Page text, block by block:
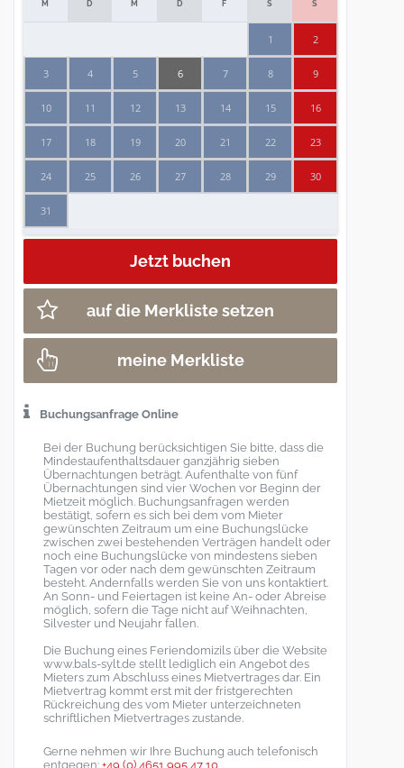
M D M D F S S
1 2
3 4 5 6 7 8 9
10 11 12 13 14 15 16
17 18 19 20 21 22 23
24 25 26 27 28 29 30
31
auf die Merkliste setzen
meine Merkliste
Buchungsanfrage Online
Bei der Buchung berücksichtigen Sie bitte, dass die
Mindestaufenthaltsdauer ganzjährig sieben
Übernachtungen beträgt. Aufenthalte von fünf
Übernachtungen sind vier Wochen vor Beginn der
Mietzeit möglich. Buchungsanfragen werden
bestätigt, sofern es sich bei dem vom Mieter
gewünschten Zeitraum um eine Buchungslücke
zwischen zwei bestehenden Verträgen handelt oder
noch eine Buchungslücke von mindestens sieben
Tagen vor oder nach dem gewünschten Zeitraum
besteht. Andernfalls werden Sie von uns kontaktiert.
An Sonn- und Feiertagen ist keine An- oder Abreise
möglich, sofern die Tage nicht auf Weihnachten,
Silvester und Neujahr fallen.
Die Buchung eines Feriendomizils über die Website
www.bals-sylt.de stellt lediglich ein Angebot des
Mieters zum Abschluss eines Mietvertrages dar. Ein
Mietvertrag kommt erst mit der fristgerechten
Rückreichung des vom Mieter unterzeichneten
schriftlichen Mietvertrages zustande.
Gerne nehmen wir Ihre Buchung auch telefonisch
entgegen: +49 (0) 4651 995 47 10